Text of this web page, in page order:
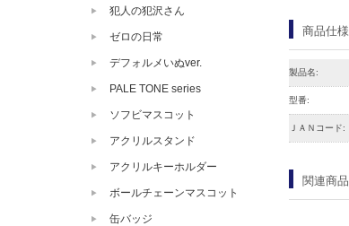
商品仕様
製品名:
型番:
ＪＡＮコード:
関連商品
犯人の犯沢さん
ゼロの日常
デフォルメいぬver.
PALE TONE series
ソフビマスコット
アクリルスタンド
アクリルキーホルダー
ボールチェーンマスコット
缶バッジ